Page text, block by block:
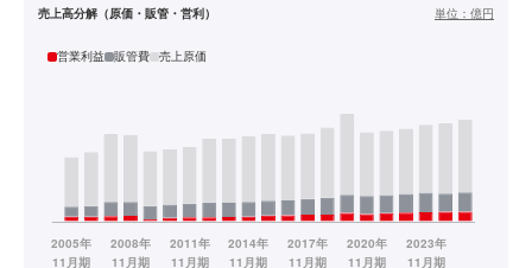
売上高分解（原価・販管・営利） 単位： 億円
営業利益 販管費 売上原価